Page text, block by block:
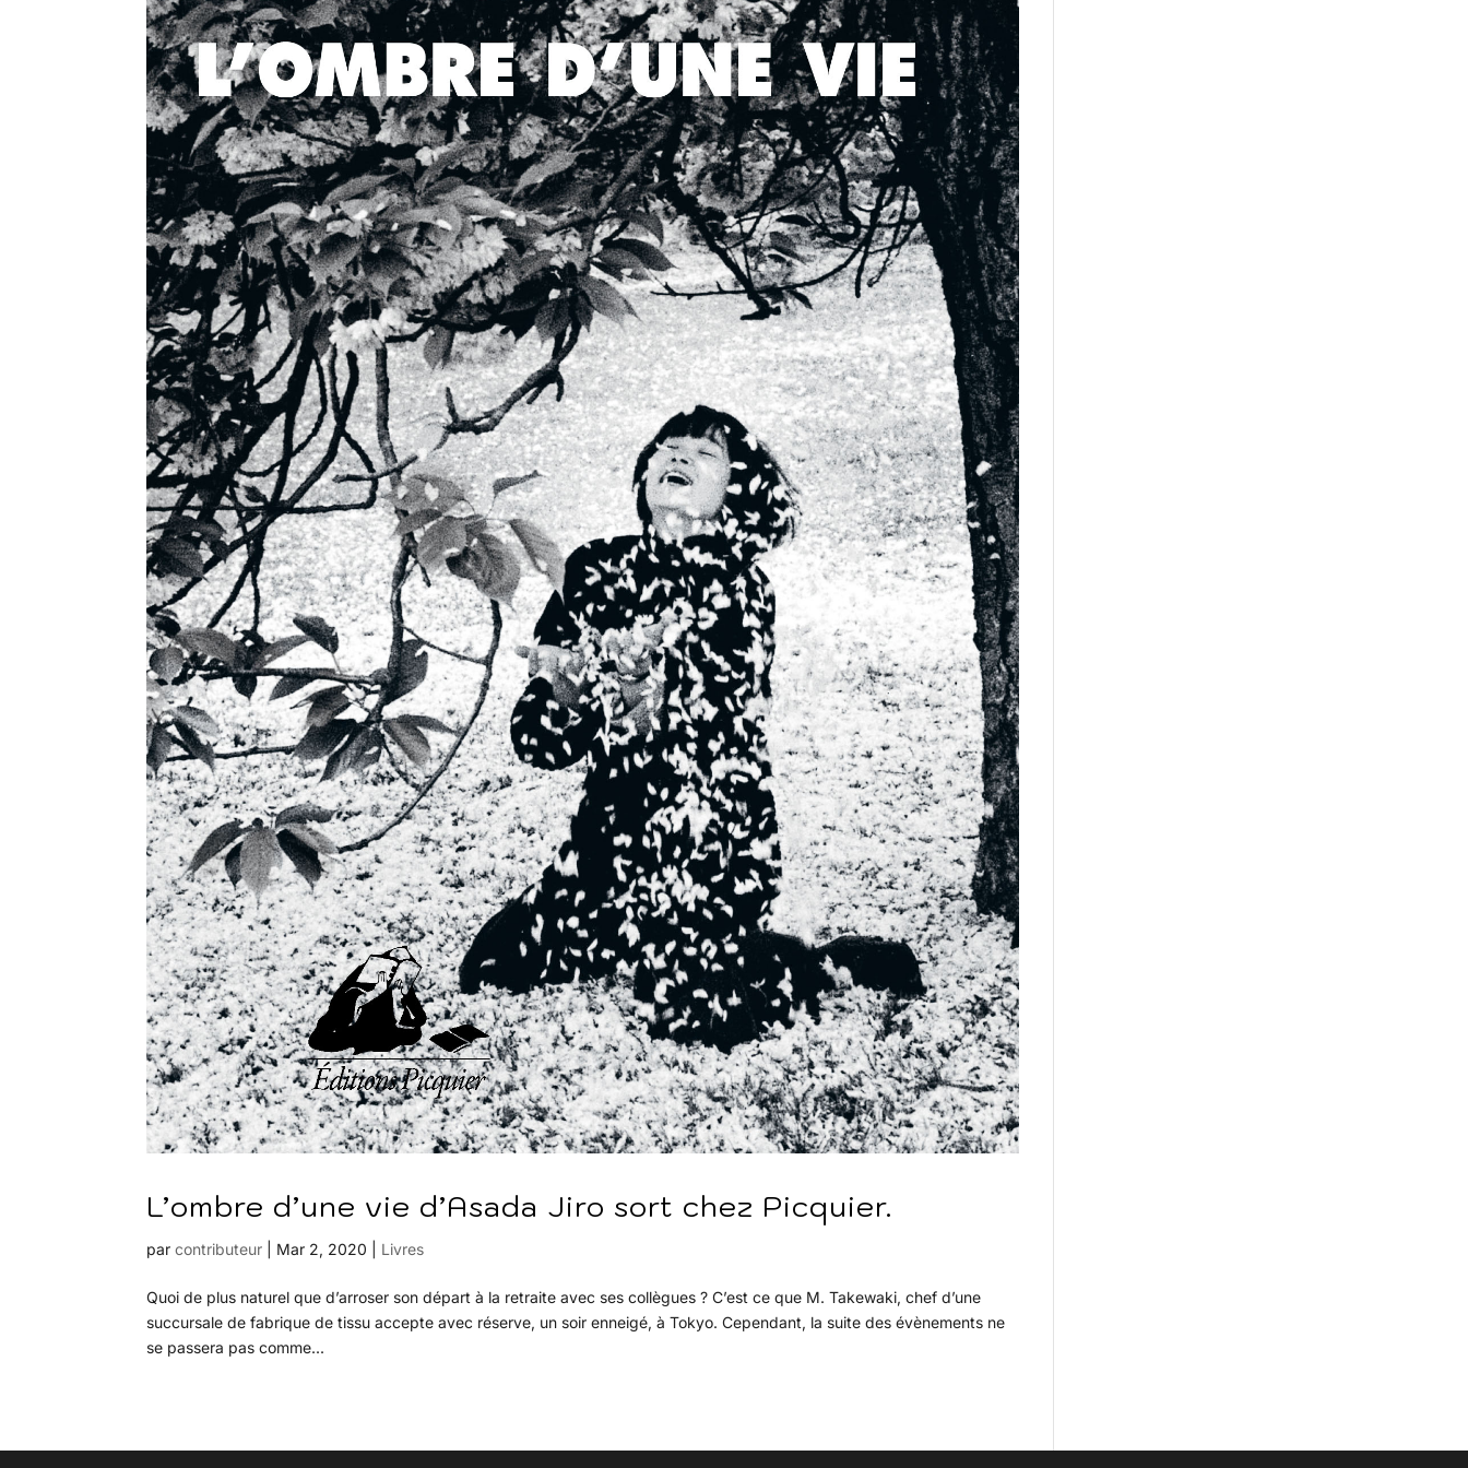
L’ombre d’une vie d’Asada Jiro sort chez Picquier.
parcontributeur Mar 2, 2020 Livres
Quoi de plus naturel que d’arroser son départ à la retraite avec ses collègues ? C’est ce que M. Takewaki, chef d’une
succursale de fabrique de tissu accepte avec réserve, un soir enneigé, à Tokyo. Cependant, la suite des évènements ne
se passera pas comme...